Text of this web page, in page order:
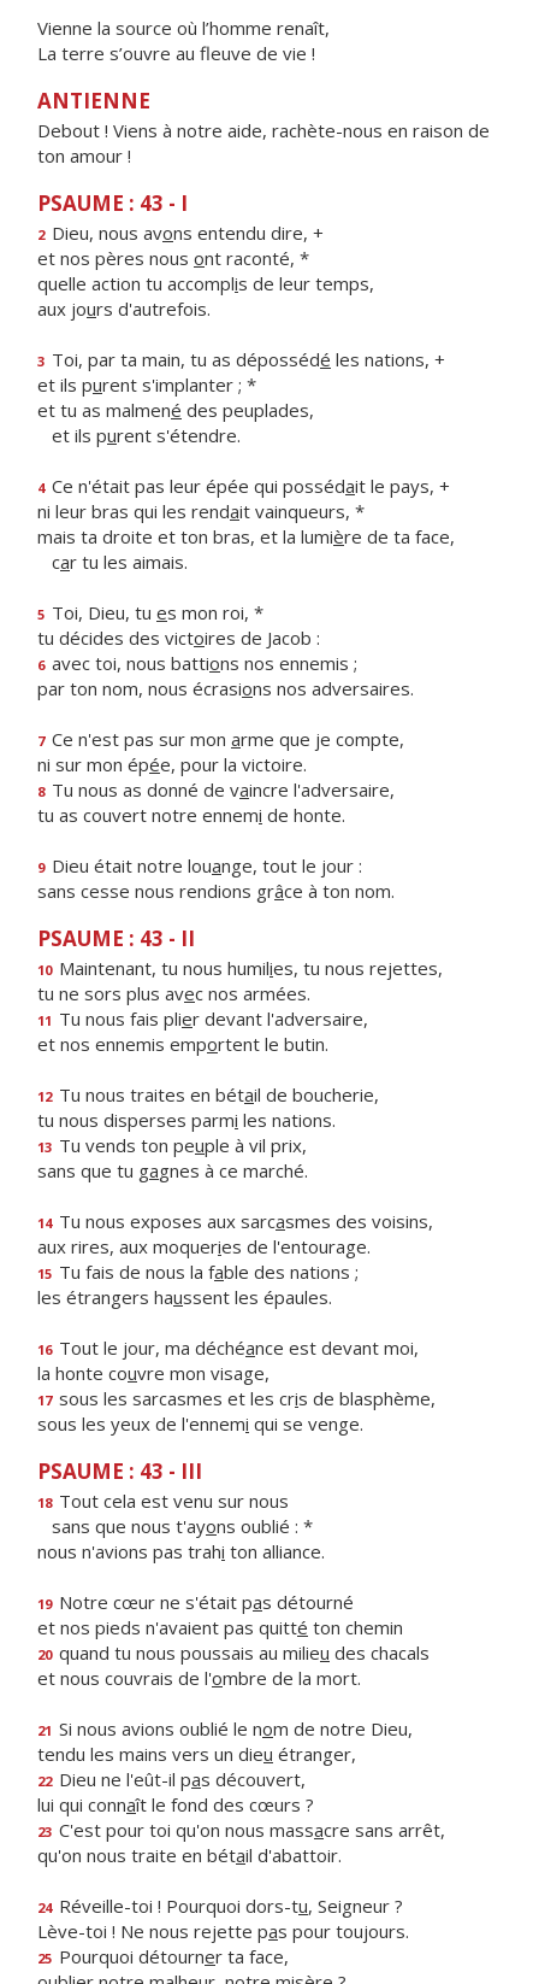
Vienne la source où l’homme renaît,
La terre s’ouvre au fleuve de vie !
ANTIENNE
Debout ! Viens à notre aide, rachète-nous en raison de
ton amour !
PSAUME : 43 - I
2 Dieu, nous avons entendu dire, +
et nos pères nous ont raconté, *
quelle action tu accomplis de leur temps,
aux jours d'autrefois.
3 Toi, par ta main, tu as dépossédé les nations, +
et ils purent s'implanter ; *
et tu as malmené des peuplades,
et ils purent s'étendre.
4 Ce n'était pas leur épée qui possédait le pays, +
ni leur bras qui les rendait vainqueurs, *
mais ta droite et ton bras, et la lumière de ta face,
car tu les aimais.
5 Toi, Dieu, tu es mon roi, *
tu décides des victoires de Jacob :
6 avec toi, nous battions nos ennemis ;
par ton nom, nous écrasions nos adversaires.
7 Ce n'est pas sur mon arme que je compte,
ni sur mon épée, pour la victoire.
8 Tu nous as donné de vaincre l'adversaire,
tu as couvert notre ennemi de honte.
9 Dieu était notre louange, tout le jour :
sans cesse nous rendions grâce à ton nom.
PSAUME : 43 - II
10 Maintenant, tu nous humilies, tu nous rejettes,
tu ne sors plus avec nos armées.
11 Tu nous fais plier devant l'adversaire,
et nos ennemis emportent le butin.
12 Tu nous traites en bétail de boucherie,
tu nous disperses parmi les nations.
13 Tu vends ton peuple à vil prix,
sans que tu gagnes à ce marché.
14 Tu nous exposes aux sarcasmes des voisins,
aux rires, aux moqueries de l'entourage.
15 Tu fais de nous la fable des nations ;
les étrangers haussent les épaules.
16 Tout le jour, ma déchéance est devant moi,
la honte couvre mon visage,
17 sous les sarcasmes et les cris de blasphème,
sous les yeux de l'ennemi qui se venge.
PSAUME : 43 - III
18 Tout cela est venu sur nous
sans que nous t'ayons oublié : *
nous n'avions pas trahi ton alliance.
19 Notre cœur ne s'était pas détourné
et nos pieds n'avaient pas quitté ton chemin
20 quand tu nous poussais au milieu des chacals
et nous couvrais de l'ombre de la mort.
21 Si nous avions oublié le nom de notre Dieu,
tendu les mains vers un dieu étranger,
22 Dieu ne l'eût-il pas découvert,
lui qui connaît le fond des cœurs ?
23 C'est pour toi qu'on nous massacre sans arrêt,
qu'on nous traite en bétail d'abattoir.
24 Réveille-toi ! Pourquoi dors-tu, Seigneur ?
Lève-toi ! Ne nous rejette pas pour toujours.
25 Pourquoi détourner ta face,